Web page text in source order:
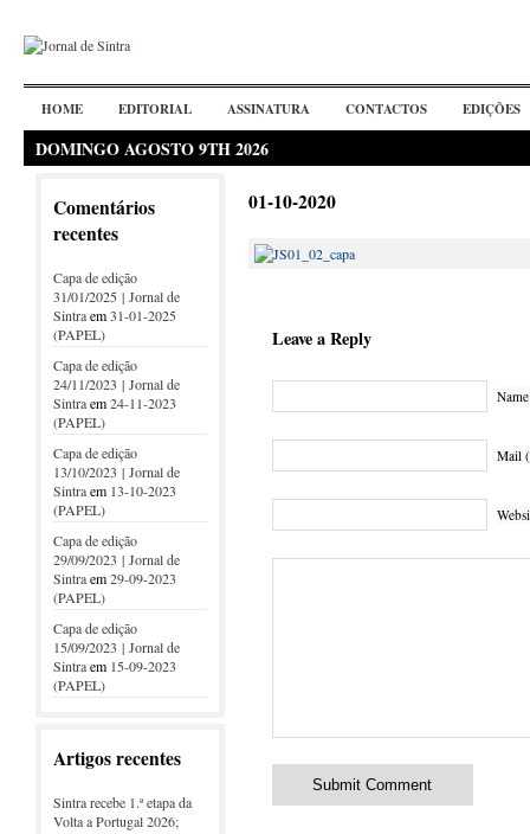
HOME EDITORIAL ASSINATURA CONTACTOS EDIÇÕES
DOMINGO AGOSTO 9TH 2026
Comentários
recentes
Capa de edição
31/01/2025 | Jornal de
Sintraem31-01-2025
(PAPEL)
Capa de edição
24/11/2023 | Jornal de
Sintraem24-11-2023
(PAPEL)
Capa de edição
13/10/2023 | Jornal de
Sintraem 13-10-2023
(PAPEL)
Capa de edição
29/09/2023 | Jornal de
Sintraem29-09-2023
(PAPEL)
Capa de edição
15/09/2023 | Jornal de
Sintraem 15-09-2023
(PAPEL)
Artigos recentes
Sintra recebe 1.ª etapa da
Volta a Portugal 2026;
01-10-2020
Leave a Reply
Mail